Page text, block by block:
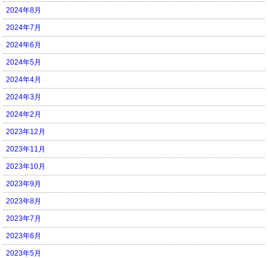
2024年8月
2024年7月
2024年6月
2024年5月
2024年4月
2024年3月
2024年2月
2023年12月
2023年11月
2023年10月
2023年9月
2023年8月
2023年7月
2023年6月
2023年5月